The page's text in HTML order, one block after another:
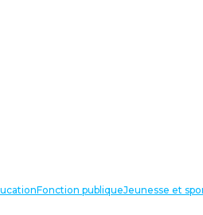
Fonction publiqueJeunesse et